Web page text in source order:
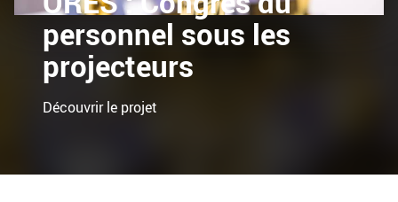
personnel sous les
projecteurs
Découvrir le projet